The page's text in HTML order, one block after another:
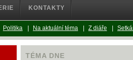
TÉMA DNE
KONTAKTY
Politika Na aktuální téma Z diáře